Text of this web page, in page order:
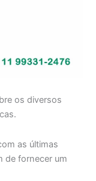
os diversos
as últimas
de fornecer um